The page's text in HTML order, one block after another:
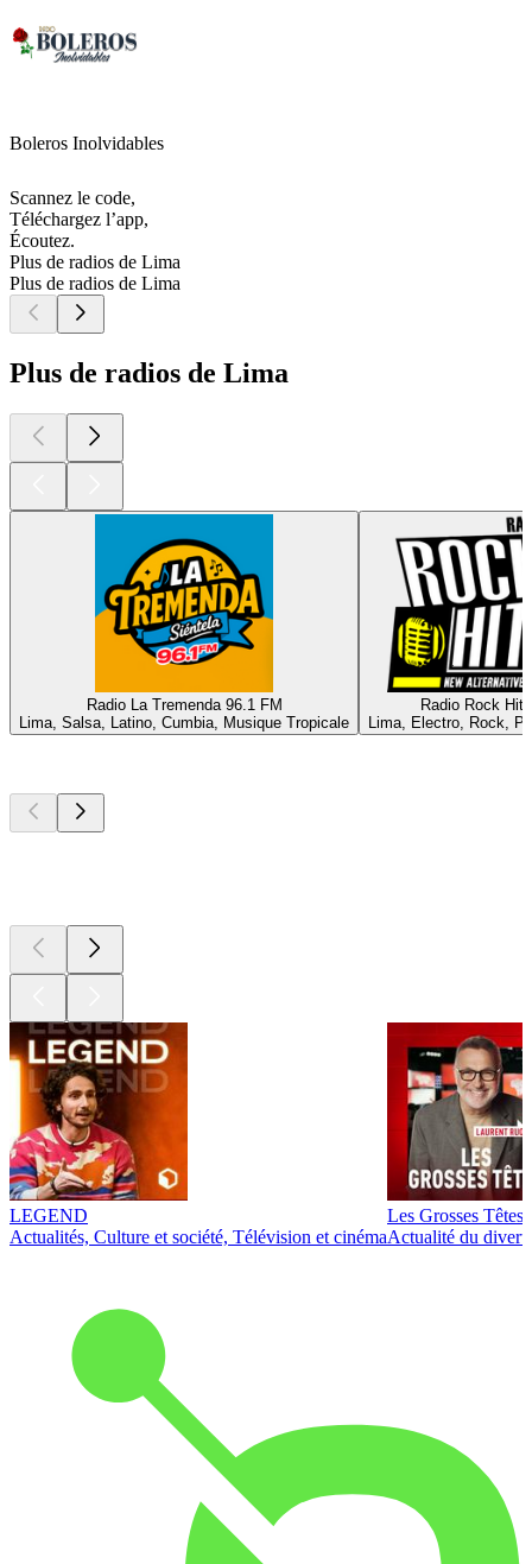
Boleros Inolvidables
Scannez le code,
Téléchargez l’app,
Écoutez.
Plus de radios de Lima
Plus de radios de Lima
Plus de radios de Lima
Radio La Tremenda 96.1 FM
Lima, Salsa, Latino, Cumbia, Musique Tropicale
Radio Rock Hits
Lima, Electro, Rock,
LEGEND
Actualités, Culture et société, Télévision et cinéma
Les Grosses Têtes
Actualité du